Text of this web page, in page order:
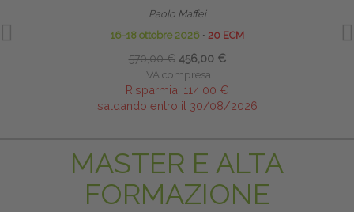
Paolo Maffei
16-18 ottobre 2026 ∙ 20 ECM
570,00 € 456,00 €
IVA compresa
Risparmia: 114,00 €
saldando entro il 30/08/2026
MASTER E ALTA
FORMAZIONE